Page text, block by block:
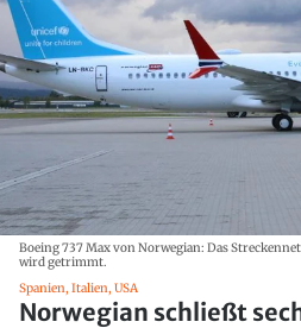
Boeing 737 Max von Norwegian: Das
wird getrimmt.
Spanien, Italien, USA
Norwegian schließt